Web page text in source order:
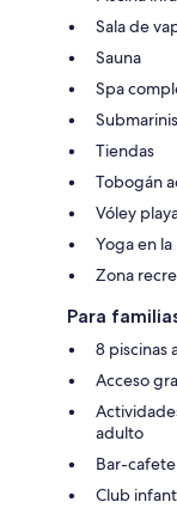
Sala de
Sauna
Spa
Tiendas
Tobogán
Vóley
Yoga en la
Zona
Para
8 piscinas
Acceso
adulto
Bar-
Club